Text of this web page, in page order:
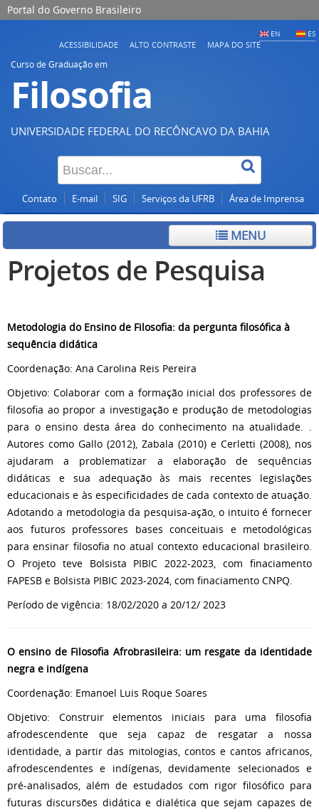
Portal do Governo Brasileiro
EN ES
ACESSIBILIDADE ALTO CONTRASTE
MAPA DO SITE
Curso de Graduação em
Filosofia
UNIVERSIDADE FEDERAL DO RECÔNCAVO DA BAHIA
Contato E-mail SIG Serviços da UFRB Área de Imprensa
MENU
Projetos de Pesquisa
Metodologia do Ensino de Filosofia: da pergunta filosófica à
sequência didática
Coordenação: Ana Carolina Reis Pereira
Objetivo: Colaborar com a formação inicial dos professores de
filosofia ao propor a investigação e produção de metodologias
para o ensino desta área do conhecimento na atualidade. .
Autores como Gallo (2012), Zabala (2010) e Cerletti (2008), nos
ajudaram a problematizar a elaboração de sequências
didáticas e sua adequação às mais recentes legislações
educacionais e às especificidades de cada contexto de atuação.
Adotando a metodologia da pesquisa-ação, o intuito é fornecer
aos futuros professores bases conceituais e metodológicas
para ensinar filosofia no atual contexto educacional brasileiro.
O Projeto teve Bolsista PIBIC 2022-2023, com finaciamento
FAPESB e Bolsista PIBIC 2023-2024, com finaciamento CNPQ.
Período de vigência: 18/02/2020 a 20/12/ 2023
O ensino de Filosofia Afrobrasileira: um resgate da identidade
negra e indígena
Coordenação: Emanoel Luis Roque Soares
Objetivo: Construir elementos iniciais para uma filosofia
afrodescendente que seja capaz de resgatar a nossa
identidade, a partir das mitologias, contos e cantos africanos,
afrodescendentes e indígenas, devidamente selecionados e
pré-analisados, além de estudados com rigor filosófico para
futuras discursões didática e dialética que sejam capazes de